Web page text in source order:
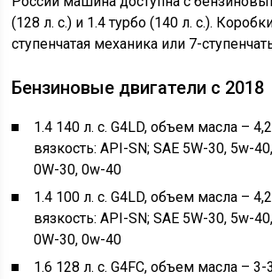
(128 л. с.) и 1.4 турбо (140 л. с.).
ступенчатая механика или 7-
Бензиновые двигатели с 2018
1.4 140 л. с. G4LD, объем масла –
вязкость: API-SN; SAE 5W-30, 5w-
0W-30, 0w-40
1.4 100 л. с. G4LD, объем масла –
вязкость: API-SN; SAE 5W-30, 5w-
0W-30, 0w-40
1.6 128 л. с. G4FC, объем масла – 3-